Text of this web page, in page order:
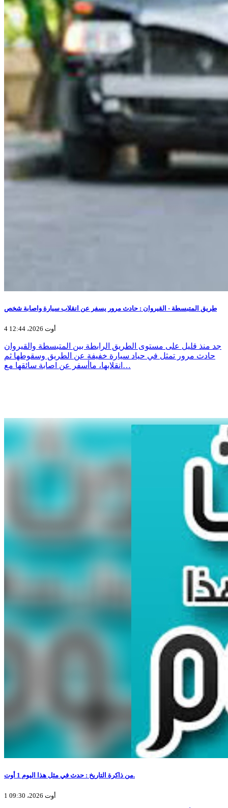
طريق المتبسطة - القيروان : حادث مرور يسفر عن انقلاب سيارة واصابة شخص
4 أوت 2026، 12:44
جد منذ قليل على مستوى الطريق الرابطة بين المتبسطة والقيروان
حادث مرور تمثل في حياد سيارة خفيفة عن الطريق وسقوطها ثم
انقلابها، ماأسفر عن اصابة سائقها مع…
من ذاكرة التاريخ : حدث في مثل هذا اليوم 1 أوت.
1 أوت 2026، 09:30